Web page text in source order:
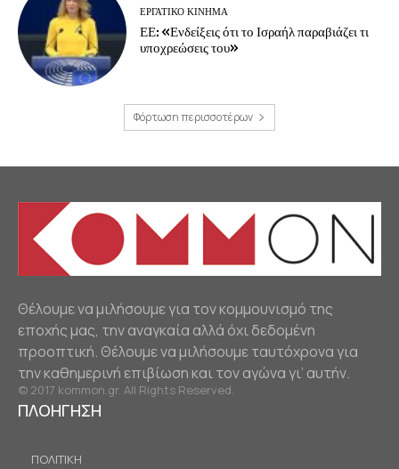
ΕΡΓΑΤΙΚΟ ΚΙΝΗΜΑ
ΕΕ: «Ενδείξεις ότι το Ισραήλ παραβιάζει τι
υποχρεώσεις του»
Φόρτωση περισσοτέρων
Θέλουμε να μιλήσουμε για τον κομμουνισμό της
εποχής μας, την αναγκαία αλλά όχι δεδομένη
προοπτική. Θέλουμε να μιλήσουμε ταυτόχρονα για
την καθημερινή επιβίωση και τον αγώνα γι’ αυτήν.
© 2017 kommon.gr. All Rights Reserved.
ΠΛΟΗΓΗΣΗ
ΠΟΛΙΤΙΚΗ